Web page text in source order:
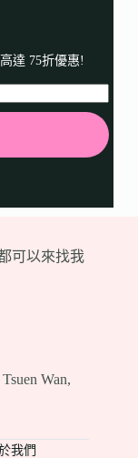
達 75折優惠!
可以來找我
Wan,
我們